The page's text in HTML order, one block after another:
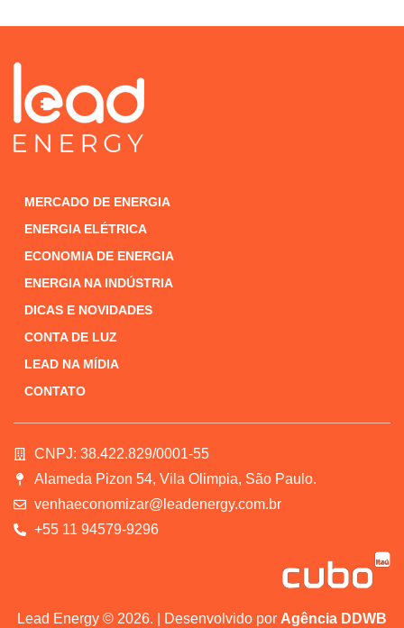
MERCADO DE ENERGIA
ENERGIA ELÉTRICA
ECONOMIA DE ENERGIA
ENERGIA NA INDÚSTRIA
DICAS E NOVIDADES
CONTA DE LUZ
LEAD NA MÍDIA
CONTATO
CNPJ: 38.422.829/0001-55
Alameda Pizon 54, Vila Olimpia, São Paulo.
venhaeconomizar@leadenergy.com.br
+55 11 94579-9296
Lead Energy © 2026. | Desenvolvido por Agência DDWB